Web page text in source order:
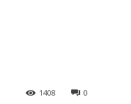
0
1408